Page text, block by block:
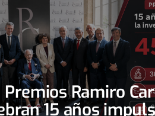
Premios Ramiro
15 años